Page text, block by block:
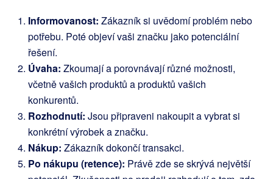
Informovanost: Zákazník si uvědomí problém nebo
potřebu. Poté objeví vaši značku jako potenciální
řešení.
Úvaha: Zkoumají a porovnávají různé možnosti,
včetně vašich produktů a produktů vašich
konkurentů.
Rozhodnutí: Jsou připraveni nakoupit a vybrat si
konkrétní výrobek a značku.
Nákup: Zákazník dokončí transakci.
Po nákupu (retence): Právě zde se skrývá největší